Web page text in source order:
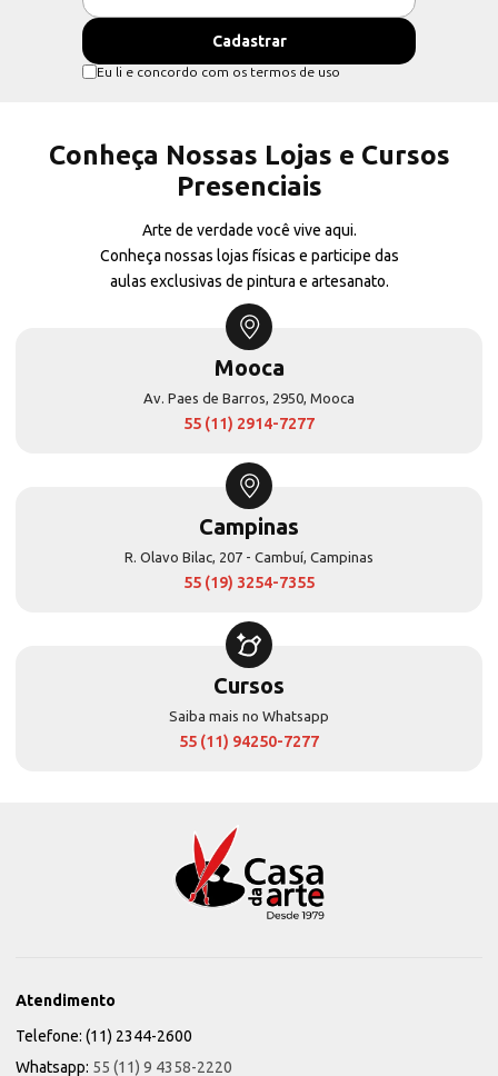
Eu li e concordo com os termos de uso
Conheça Nossas Lojas e Cursos
Presenciais
Arte de verdade você vive aqui.
Conheça nossas lojas físicas e participe das
aulas exclusivas de pintura e artesanato.
Mooca
Av. Paes de Barros, 2950, Mooca
55 (11) 2914-7277
Campinas
R. Olavo Bilac, 207 - Cambuí, Campinas
55 (19) 3254-7355
Cursos
Saiba mais no Whatsapp
55 (11) 94250-7277
Atendimento
Telefone: (11) 2344-2600
Whatsapp: 55 (11) 9 4358-2220